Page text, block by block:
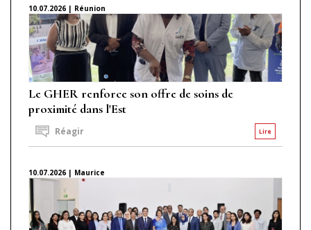
10.07.2026 | Réunion
Le GHER renforce son offre de soins de
proximité dans l'Est
Lire
Réagir
10.07.2026 | Maurice